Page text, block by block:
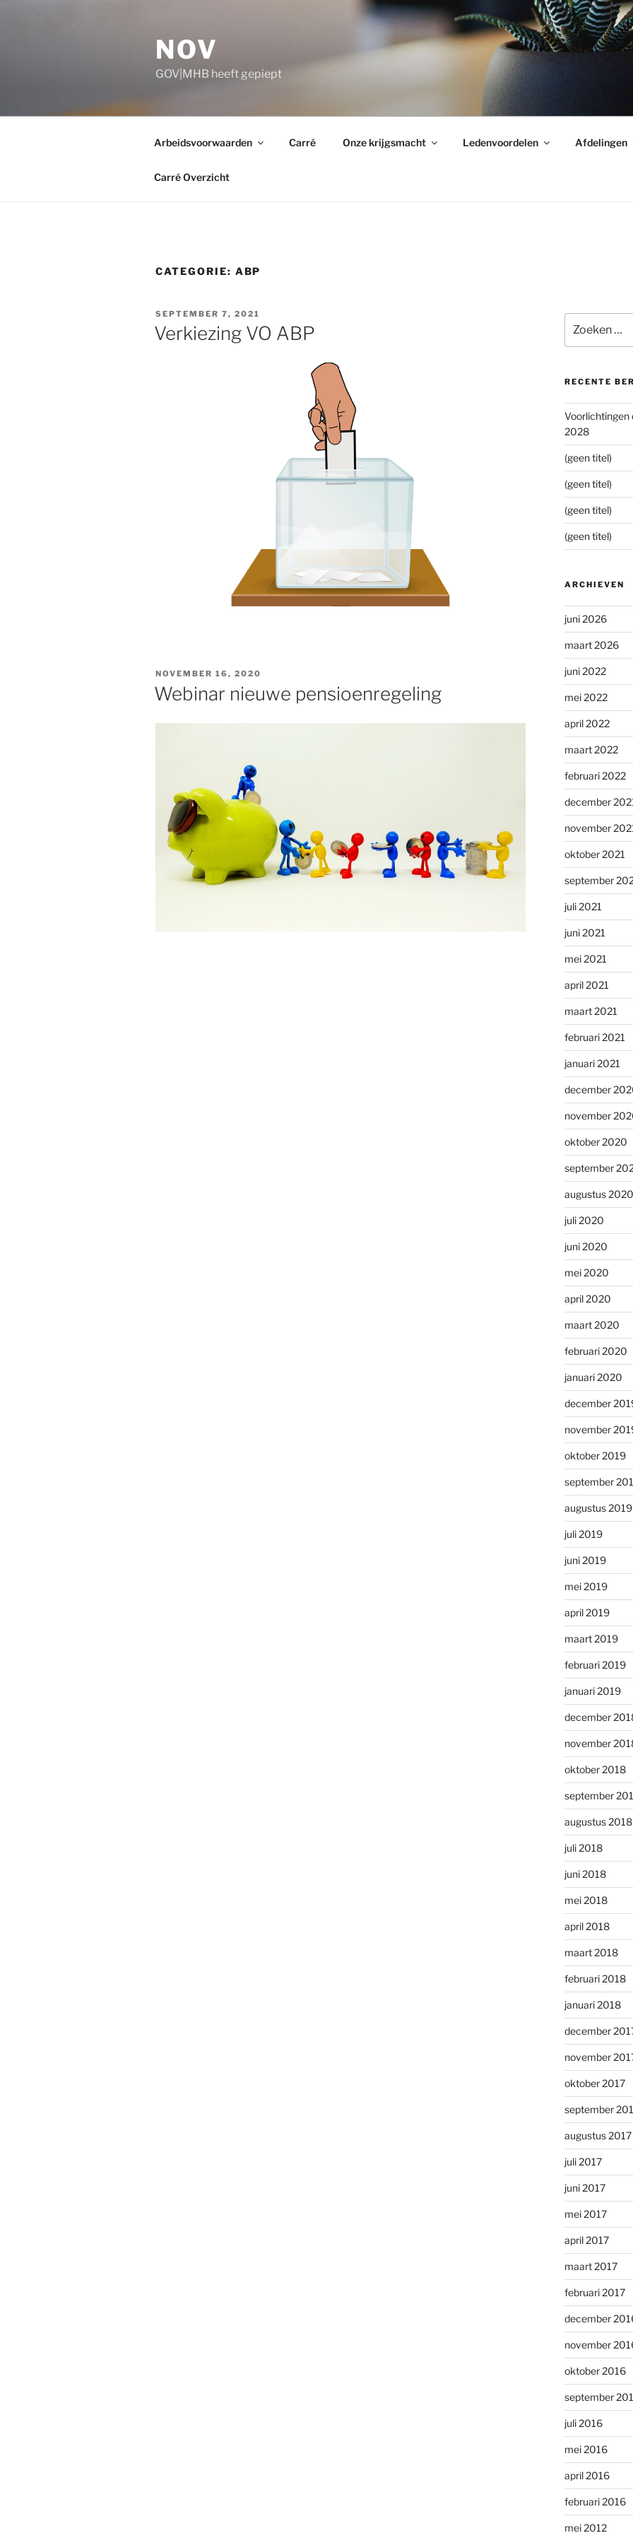
NOV
GOV|MHB heeft gepiept
Arbeidsvoorwaarden Carré Onze krijgsmacht Ledenvoordelen Afdelingen
Carré Overzicht
CATEGORIE: ABP
GEPLAATST
OP
SEPTEMBER 7, 2021
Verkiezing VO ABP
GEPLAATST
OP
NOVEMBER 16, 2020
Webinar nieuwe pensioenregeling
naar:
RECENTE
Voorlichtingen
2028
(geen titel)
(geen titel)
(geen titel)
(geen titel)
ARCHIEVEN
juni 2026
maart 2026
juni 2022
mei 2022
april 2022
maart 2022
februari 2022
december
november
oktober 2021
september
juli 2021
juni 2021
mei 2021
april 2021
maart 2021
februari 2021
januari 2021
december
november
oktober 2020
september
augustus 2020
juli 2020
juni 2020
mei 2020
april 2020
maart 2020
februari 2020
januari 2020
december
november
oktober 2019
september
augustus 2019
juli 2019
juni 2019
mei 2019
april 2019
maart 2019
februari 2019
januari 2019
december
november
oktober 2018
september
augustus 2018
juli 2018
juni 2018
mei 2018
april 2018
maart 2018
februari 2018
januari 2018
december
november
oktober 2017
september
augustus 2017
juli 2017
juni 2017
mei 2017
april 2017
maart 2017
februari 2017
december
november
oktober 2016
september
juli 2016
mei 2016
april 2016
februari 2016
mei 2012